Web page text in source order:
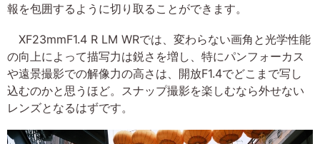
報を包囲するように切り取ることができます。
XF23mmF1.4 R LM WRでは、変わらない画角と光学性能
の向上によって描写力は鋭さを増し、特にパンフォーカス
や遠景撮影での解像力の高さは、開放F1.4でどこまで写し
込むのかと思うほど。スナップ撮影を楽しむなら外せない
レンズとなるはずです。